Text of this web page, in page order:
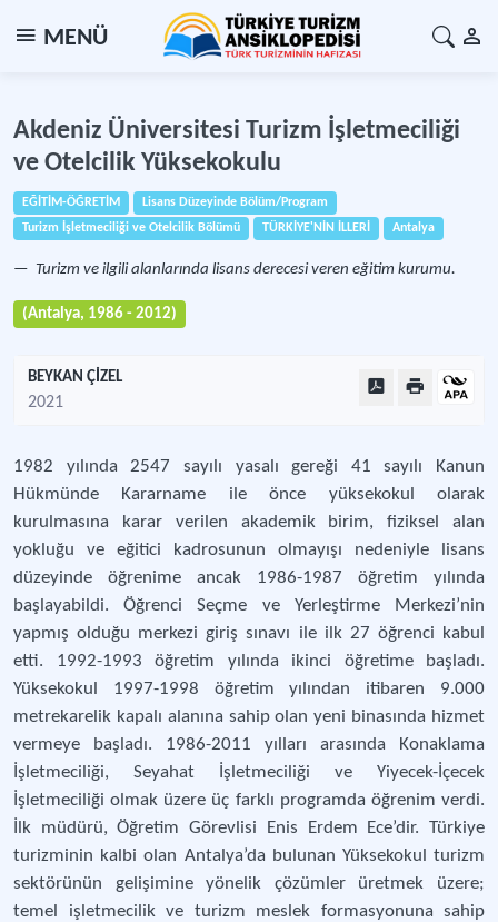
MENÜ
Akdeniz Üniversitesi Turizm İşletmeciliği
ve Otelcilik Yüksekokulu
EĞİTİM-ÖĞRETİM
Lisans Düzeyinde Bölüm/Program
Turizm İşletmeciliği ve Otelcilik Bölümü
TÜRKİYE'NİN İLLERİ Antalya
Turizm ve ilgili alanlarında lisans derecesi veren eğitim kurumu.
(Antalya, 1986 - 2012)
BEYKAN ÇİZEL
2021
1982 yılında 2547 sayılı yasalı gereği 41 sayılı Kanun
Hükmünde Kararname ile önce yüksekokul olarak
kurulmasına karar verilen akademik birim, fiziksel alan
yokluğu ve eğitici kadrosunun olmayışı nedeniyle lisans
düzeyinde öğrenime ancak 1986-1987 öğretim yılında
başlayabildi. Öğrenci Seçme ve Yerleştirme Merkezi’nin
yapmış olduğu merkezi giriş sınavı ile ilk 27 öğrenci kabul
etti. 1992-1993 öğretim yılında ikinci öğretime başladı.
Yüksekokul 1997-1998 öğretim yılından itibaren 9.000
metrekarelik kapalı alanına sahip olan yeni binasında hizmet
vermeye başladı. 1986-2011 yılları arasında Konaklama
İşletmeciliği, Seyahat İşletmeciliği ve Yiyecek-İçecek
İşletmeciliği olmak üzere üç farklı programda öğrenim verdi.
İlk müdürü, Öğretim Görevlisi Enis Erdem Ece’dir. Türkiye
turizminin kalbi olan Antalya’da bulunan Yüksekokul turizm
sektörünün gelişimine yönelik çözümler üretmek üzere;
temel işletmecilik ve turizm meslek formasyonuna sahip